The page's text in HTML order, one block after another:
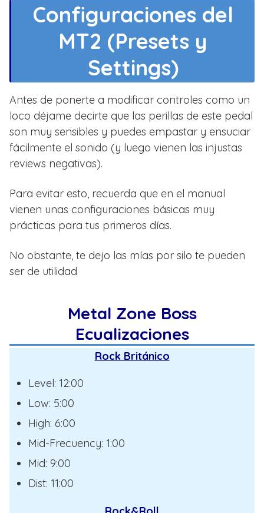
Configuraciones del
MT2 (Presets y
Settings)
Antes de ponerte a modificar controles como un
loco déjame decirte que las perillas de este pedal
son muy sensibles y puedes empastar y ensuciar
fácilmente el sonido (y luego vienen las injustas
reviews negativas).
Para evitar esto, recuerda que en el manual
vienen unas configuraciones básicas muy
prácticas para tus primeros días.
No obstante, te dejo las mías por silo te pueden
ser de utilidad
Metal Zone Boss
Ecualizaciones
Rock Británico
Level: 12:00
Low: 5:00
High: 6:00
Mid-Frecuency: 1:00
Mid: 9:00
Dist: 11:00